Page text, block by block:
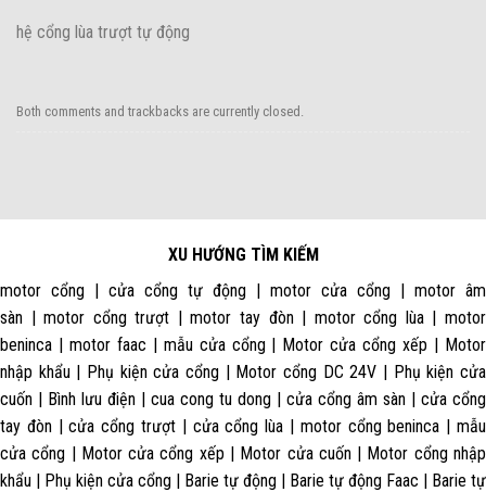
hệ cổng lùa trượt tự động
Both comments and trackbacks are currently closed.
XU HƯỚNG TÌM KIẾM
motor cổng | cửa cổng tự động | motor cửa cổng | motor âm
sàn | motor cổng trượt | motor tay đòn | motor cổng lùa | motor
beninca | motor faac | mẫu cửa cổng | Motor cửa cổng xếp | Motor
nhập khẩu | Phụ kiện cửa cổng | Motor cổng DC 24V | Phụ kiện cửa
cuốn | Bình lưu điện | cua cong tu dong | cửa cổng âm sàn | cửa cổng
tay đòn | cửa cổng trượt | cửa cổng lùa | motor cổng beninca | mẫu
cửa cổng | Motor cửa cổng xếp | Motor cửa cuốn | Motor cổng nhập
khẩu | Phụ kiện cửa cổng | Barie tự động | Barie tự động Faac | Barie tự